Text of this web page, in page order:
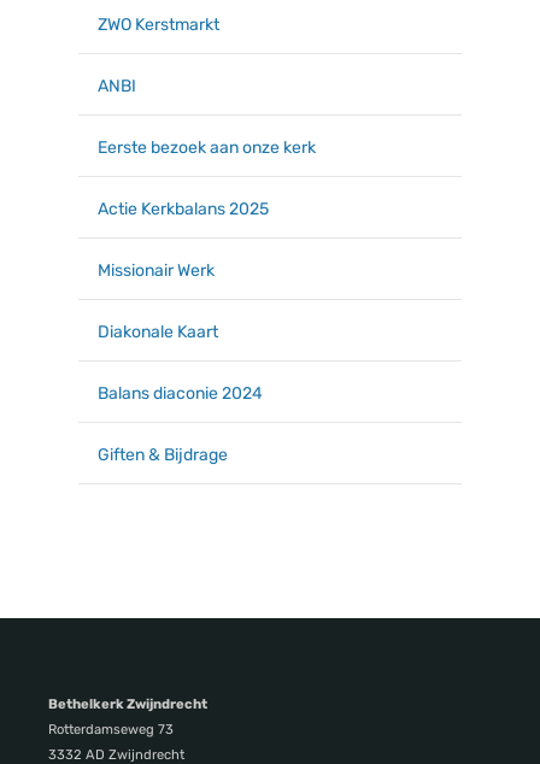
ZWO Kerstmarkt
ANBI
Eerste bezoek aan onze kerk
Actie Kerkbalans 2025
Missionair Werk
Diakonale Kaart
Balans diaconie 2024
Giften & Bijdrage
Bethelkerk Zwijndrecht
Rotterdamseweg 73
3332 AD Zwijndrecht